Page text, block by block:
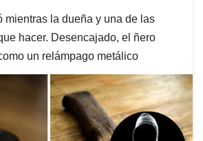
mientras la dueña y una de las
hacer. Desencajado, el ñero
un relámpago metálico